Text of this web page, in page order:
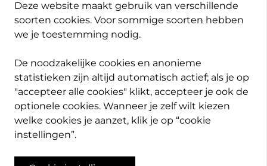
Dit zijn enkele van onze mogelijkheden. Heeft u
speciale wensen, neemcontact
PB-Protection
info@pb-protection.nl
040 2063026
Deze website maakt gebruik van verschillende
soorten cookies. Voor sommige soorten hebben
we je toestemming nodig.
De noodzakelijke cookies en anonieme
statistieken zijn altijd automatisch actief; als je op
"accepteer alle cookies" klikt, accepteer je ook de
optionele cookies. Wanneer je zelf wilt kiezen
welke cookies je aanzet, klik je op “cookie
instellingen”.